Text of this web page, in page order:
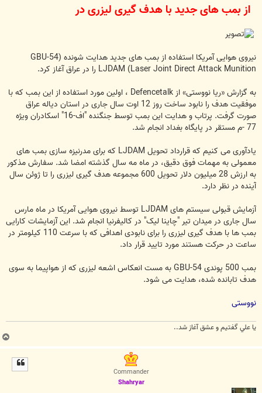
ت
از بمب های جدید با هدف گیری لیزری در
نیروی هوایی آمریکا استفاده از بمب های جدید هدایت شونده (GBU-54
LJDAM (Laser Joint Direct Attack Munition را در عراق آغاز کرد.
به گزارش «ریا نووستی» از Defencetalk ، اولین مورد استفاده از این بمب که با
موفقیت هدف را نابود ساخت روز 12 اوت سال جاری در استان دیاله عراق
صورت گرفت. پرتاب و هدایت این بمب توسط جنگنده "اف-16" اسکادران ویژه
77 -م مستقر در پایگاه بغداد انجام شد.
یادآوری می کنیم که قرارداد تحویل LJDAM که برای مدرنیزه سازی بمب های
معمولی به مهمات فوق دقیق، در ماه مه سال گذشته امضا شد. سفارش مذکور
به ارزش 28 میلیون دلار تحویل 600 مجموعه هدف گیری لیزری را تا ژوئن سال
آینده در نظر دارد.
آزمایش قبولی سیستم های LJDAM توسط نیروی هوایی آمریکا در ماه مارس
سال جاری در میدان تیر "چاینا لیک" در کالیفرنیا انجام شد. این آزمایشات کارایی
بمب ها با هدف گیری لیزری را برای نابودی اهدافی که با سرعت 110 کیلومتر در
ساعت در حرکت هستند مورد تایید قرار داد.
بمب 500 پوندی GBU-54 به مست انعکاس اشعه لیزری که از هواپیما به سوی
هدف تابانده شده، هدایت می شود.
نووستی
يا علي گفتيم و عشق آغاز شد..
Commander
Shahryar